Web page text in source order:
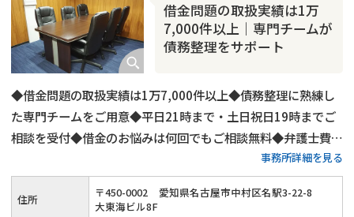
借金問題の取扱実績は1万
7,000件以上｜専門チームが
債務整理をサポート
◆借金問題の取扱実績は1万7,000件以上◆債務整理に熟練し
た専門チームをご用意◆平日21時まで・土日祝日19時までご
相談を受付◆借金のお悩みは何回でもご相談無料◆弁護士費用
の分割払い可◆名古屋市営地下鉄「国際センター駅」から徒歩
1分
事務所詳細を見る
住所 〒450-0002
愛知県名古屋市中村区名駅3-22-8
大東海ビル8F